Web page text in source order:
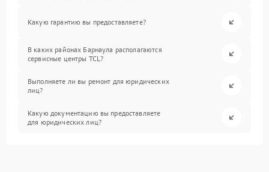
Какую гарантию вы предоставляете?
В каких районах Барнаула располагаются
сервисные центры TCL?
Выполняете ли вы ремонт для юридических
лиц?
Какую документацию вы предоставляете
для юридических лиц?